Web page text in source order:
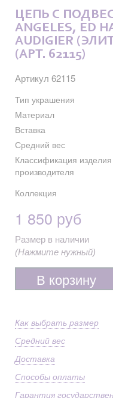
ЦЕПЬ С
ANGELES, ED
AUDIGIER
(АРТ. 62115)
Артикул 62115
Тип украшения
Материал
Вставка
Средний вес
Классификация
производителя
Коллекция
1 850 руб
Размер в наличии
(Нажмите нужный)
В корзину
Как выбрать размер
Средний вес
Доставка
Способы оплаты
Гарантия